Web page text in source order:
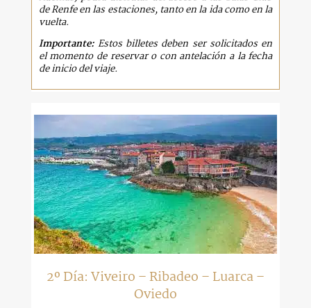
de Renfe en las estaciones, tanto en la ida como en la
vuelta.
Importante:Estos billetes deben ser solicitados en
el momento de reservar o con antelación a la fecha
de inicio del viaje.
2º Día: Viveiro – Ribadeo – Luarca –
Oviedo